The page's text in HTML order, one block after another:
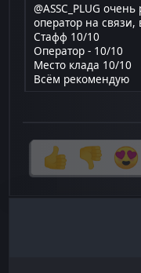
@ASSC_PLUG
оператор на
Стафф 10/10
Оператор - 10/10
Место клада 10/10
Всём рекомендую